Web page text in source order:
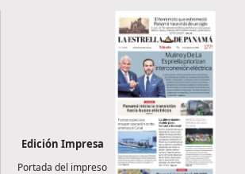
Edición Impresa
Portada del impreso